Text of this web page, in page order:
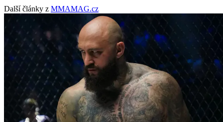
Další články z MMAMAG.cz